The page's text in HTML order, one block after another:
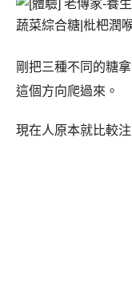
剛把三種不同的糖
這個方向爬過來。
現在人原本就比較注